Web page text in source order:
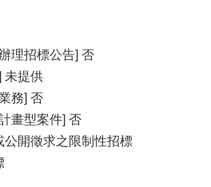
理招標公告] 否
未提供
務] 否
畫型案件] 否
公開徵求之限制性招標